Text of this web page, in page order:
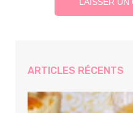
ARTICLES RÉCENTS